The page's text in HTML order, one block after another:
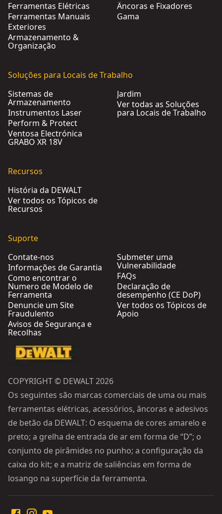
Ferramentas Elétricas
Ferramentas Manuais
Exteriores
Armazenamento &
Organização
Âncoras e Fixadores
Gama
Soluções para Locais de Trabalho
Sistemas de
Armazenamento
Instrumentos Laser
Perform & Protect
Ventosa Electrónica
GRABO XR 18V
Jardim
Ver todas as Soluções
para Locais de Trabalho
Recursos
História da DEWALT
Ver todos os Tópicos de
Recursos
Suporte
Contate-nos
Informações de Garantia
Como encontrar o
Numero de Modelo de
Ferramenta
Denuncie um Site
Fraudulento
Avisos de Segurança e
Recolhas
Submeter uma
Vulnerabilidade
FAQs
Declaração de
desempenho (CE DoP)
Ver todos os Tópicos de
Apoio
COPYRIGHT © DEWALT 2026
Os seguintes são marcas comerciais de uma ou mais
ferramentas elétricas, acessórios, âncoras e adesivos
de betão da DEWALT: O esquema de cores amarelo e
preto; a grelha de entrada de ar em forma de “D”; o
conjunto de pirâmides no punho; a configuração da
caixa do kit; e a matriz de saliências em forma de
losango na superfície da ferramenta.